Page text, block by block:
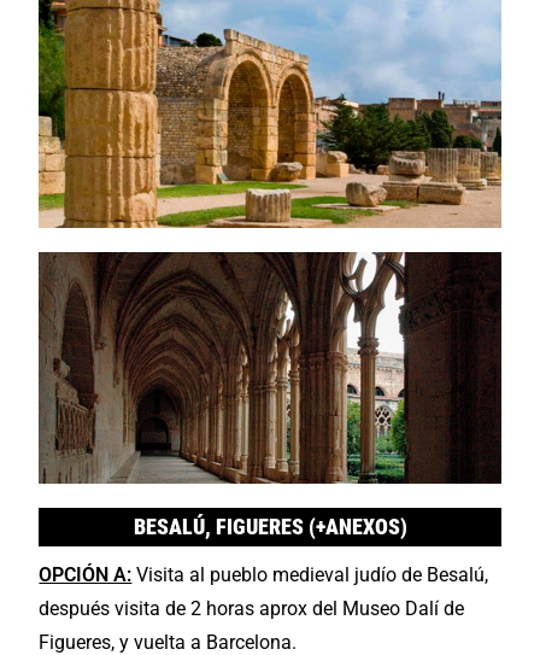
BESALÚ, FIGUERES (+ANEXOS)
OPCIÓN A: Visita al pueblo medieval judío de Besalú,
después visita de 2 horas aprox del Museo Dalí de
Figueres, y vuelta a Barcelona.